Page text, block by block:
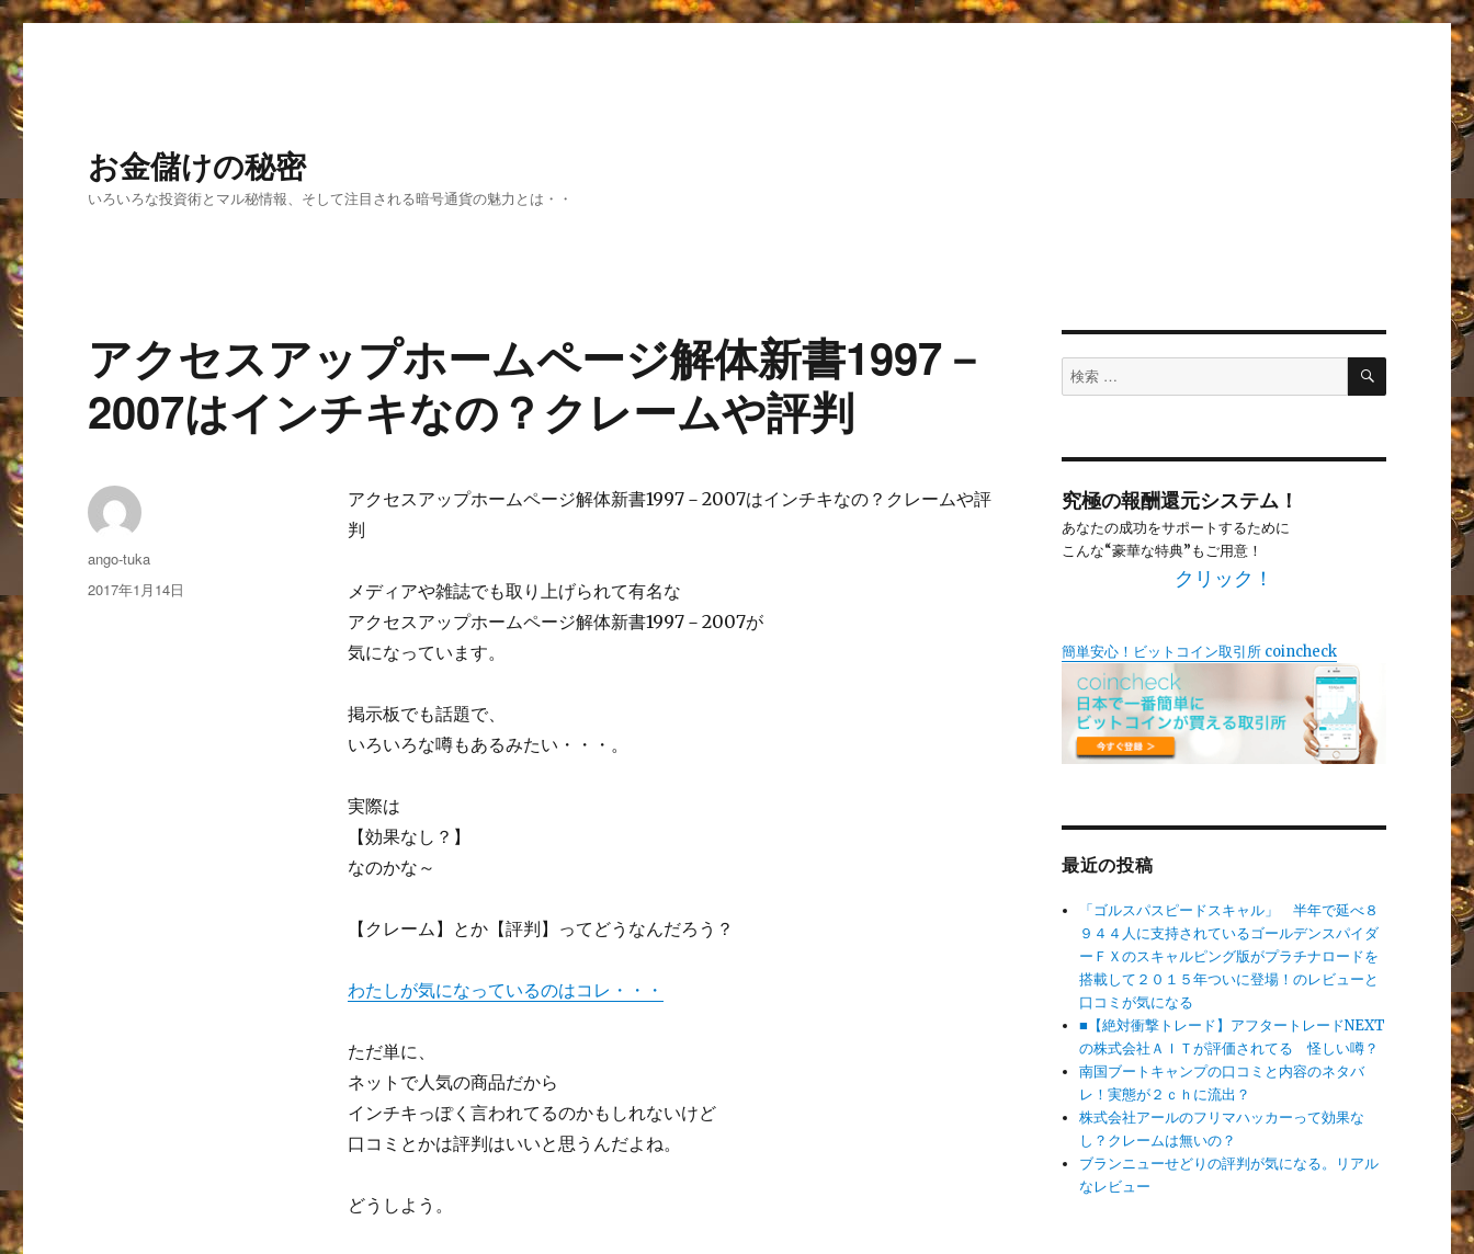
お金儲けの秘密
いろいろな投資術とマル秘情報、そして注目される暗号通貨の魅力とは・・
アクセスアップホームページ解体新書1997－
2007はインチキなの？クレームや評判
アクセスアップホームページ解体新書1997－2007はインチキなの？クレームや評
判
メディアや雑誌でも取り上げられて有名な
アクセスアップホームページ解体新書1997－2007が
気になっています。
掲示板でも話題で、
いろいろな噂もあるみたい・・・。
実際は
【効果なし？】
なのかな～
【クレーム】とか【評判】ってどうなんだろう？
わたしが気になっているのはコレ・・・
ただ単に、
ネットで人気の商品だから
インチキっぽく言われてるのかもしれないけど
口コミとかは評判はいいと思うんだよね。
どうしよう。
投
稿
ango-tuka
投
2017年1月14日
検
索
検
究極の報酬還元システム！
あなたの成功をサポートするために
こんな“豪華な特典”もご用意！
クリック！
簡単安心！ビットコイン取引所 coincheck
最近の投稿
「ゴルスパスピードスキャル」 半年で延べ８
９４４人に支持されているゴールデンスパイダ
ーＦＸのスキャルピング版がプラチナロードを
搭載して２０１５年ついに登場！のレビューと
口コミが気になる
■【絶対衝撃トレード】アフタートレードNEXT
の株式会社ＡＩＴが評価されてる 怪しい噂？
南国ブートキャンプの口コミと内容のネタバ
レ！実態が２ｃｈに流出？
株式会社アールのフリマハッカーって効果な
し？クレームは無いの？
ブランニューせどりの評判が気になる。リアル
なレビュー